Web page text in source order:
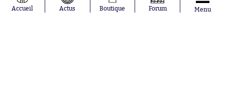
Niakhaté
RC Strasbourg
Accueil Actus Boutique Forum Menu